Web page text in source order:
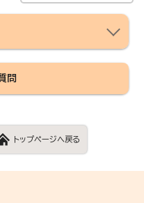
問
トップページへ戻る